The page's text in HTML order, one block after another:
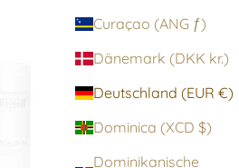
Curaçao (ANG ƒ)
Dänemark (DKK kr.)
Deutschland (EUR €)
Dominica (XCD $)
Dominikanische